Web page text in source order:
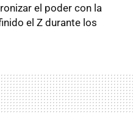
el poder con la
el Z durante los